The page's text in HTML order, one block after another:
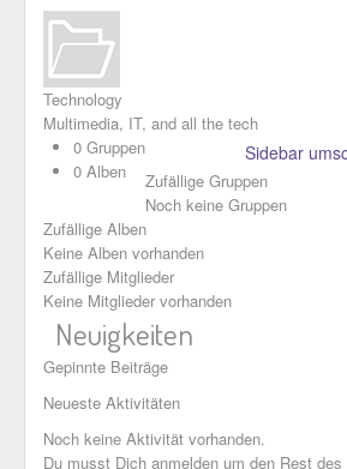
Technology
Multimedia, IT, and all the tech
0 Gruppen
0 Alben
Sidebar
Zufällige Gruppen
Noch keine Gruppen
Zufällige Alben
Keine Alben vorhanden
Zufällige Mitglieder
Keine Mitglieder vorhanden
Neuigkeiten
Gepinnte Beiträge
Neueste Aktivitäten
Noch keine Aktivität vorhanden.
Du musst Dich anmelden um den Rest